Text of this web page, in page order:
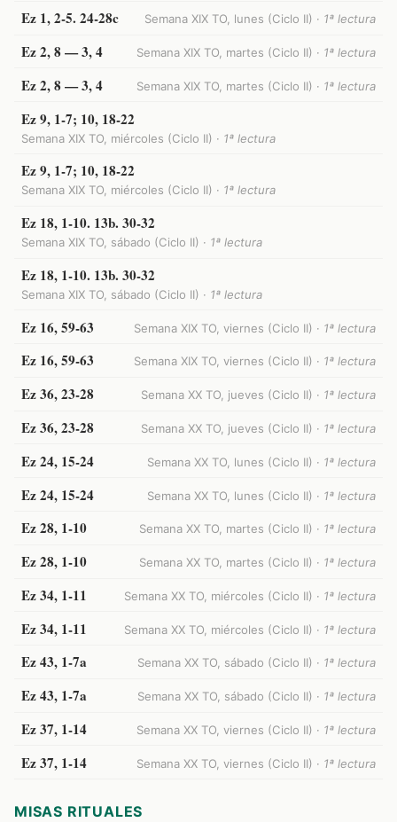
Ez 1, 2-5. 24-28c Semana XIX TO, lunes (Ciclo II) · 1ª lectura
Ez 2, 8 — 3, 4 Semana XIX TO, martes (Ciclo II) · 1ª lectura
Ez 2, 8 — 3, 4 Semana XIX TO, martes (Ciclo II) · 1ª lectura
Ez 9, 1-7; 10, 18-22
Semana XIX TO, miércoles (Ciclo II) · 1ª lectura
Ez 9, 1-7; 10, 18-22
Semana XIX TO, miércoles (Ciclo II) · 1ª lectura
Ez 18, 1-10. 13b. 30-32
Semana XIX TO, sábado (Ciclo II) · 1ª lectura
Ez 18, 1-10. 13b. 30-32
Semana XIX TO, sábado (Ciclo II) · 1ª lectura
Ez 16, 59-63 Semana XIX TO, viernes (Ciclo II) · 1ª lectura
Ez 16, 59-63 Semana XIX TO, viernes (Ciclo II) · 1ª lectura
Ez 36, 23-28 Semana XX TO, jueves (Ciclo II) · 1ª lectura
Ez 36, 23-28 Semana XX TO, jueves (Ciclo II) · 1ª lectura
Ez 24, 15-24 Semana XX TO, lunes (Ciclo II) · 1ª lectura
Ez 24, 15-24 Semana XX TO, lunes (Ciclo II) · 1ª lectura
Ez 28, 1-10 Semana XX TO, martes (Ciclo II) · 1ª lectura
Ez 28, 1-10 Semana XX TO, martes (Ciclo II) · 1ª lectura
Ez 34, 1-11 Semana XX TO, miércoles (Ciclo II) · 1ª lectura
Ez 34, 1-11 Semana XX TO, miércoles (Ciclo II) · 1ª lectura
Ez 43, 1-7a Semana XX TO, sábado (Ciclo II) · 1ª lectura
Ez 43, 1-7a Semana XX TO, sábado (Ciclo II) · 1ª lectura
Ez 37, 1-14 Semana XX TO, viernes (Ciclo II) · 1ª lectura
Ez 37, 1-14 Semana XX TO, viernes (Ciclo II) · 1ª lectura
MISAS RITUALES